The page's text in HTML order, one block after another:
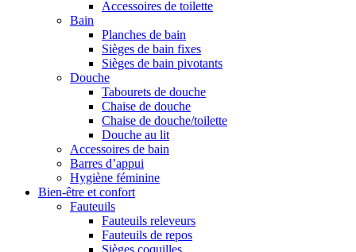
Accessoires de toilette
Bain
Planches de bain
Sièges de bain fixes
Sièges de bain pivotants
Douche
Tabourets de douche
Chaise de douche
Chaise de douche/toilette
Douche au lit
Accessoires de bain
Barres d’appui
Hygiène féminine
Bien-être et confort
Fauteuils
Fauteuils releveurs
Fauteuils de repos
Sièges coquilles